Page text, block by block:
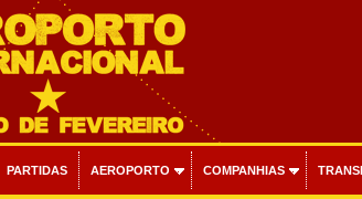
PARTIDAS AEROPORTO COMPANHIAS